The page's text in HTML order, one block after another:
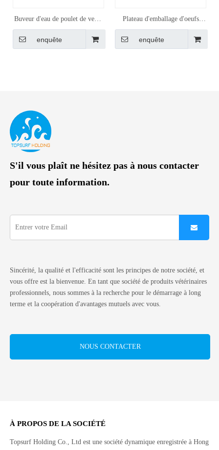
Buveur d'eau de poulet de vente
chaude en stock
enquête
Plateau d'emballage d'oeufs
d'approvisionnement d'usine 30
oeufs en stock
enquête
S'il vous plaît ne hésitez pas à nous contacter
pour toute information.
Sincérité, la qualité et l'efficacité sont les principes de notre société, et
vous offre est la bienvenue. En tant que société de produits vétérinaires
professionnels, nous sommes à la recherche pour le démarrage à long
terme et la coopération d'avantages mutuels avec vous.
NOUS CONTACTER
À PROPOS DE LA SOCIÉTÉ
Topsurf Holding Co., Ltd est une société dynamique enregistrée à Hong